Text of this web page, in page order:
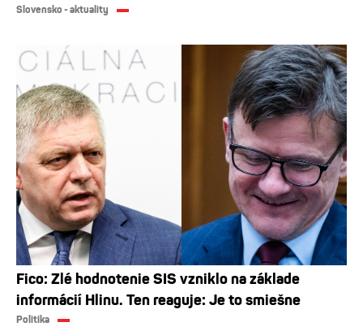
Slovensko - aktuality
Fico: Zlé hodnotenie SIS vzniklo na základe
informácií Hlinu. Ten reaguje: Je to smiešne
Politika